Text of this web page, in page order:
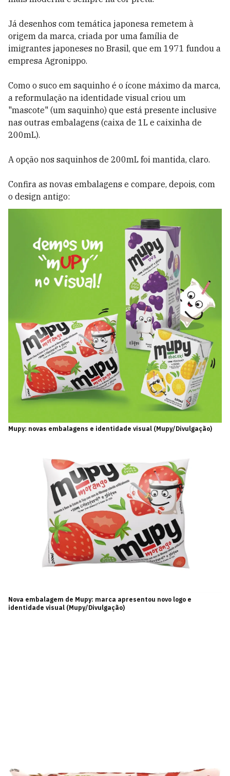
Já desenhos com temática japonesa remetem à
origem da marca, criada por uma família de
imigrantes japoneses no Brasil, que em 1971 fundou a
empresa Agronippo.
Como o suco em saquinho é o ícone máximo da marca,
a reformulação na identidade visual criou um
"mascote" (um saquinho) que está presente inclusive
nas outras embalagens (caixa de 1L e caixinha de
200mL).
A opção nos saquinhos de 200mL foi mantida, claro.
Confira as novas embalagens e compare, depois, com
o design antigo:
Mupy: novas embalagens e identidade visual (Mupy/Divulgação)
Nova embalagem de Mupy: marca apresentou novo logo e
identidade visual (Mupy/Divulgação)